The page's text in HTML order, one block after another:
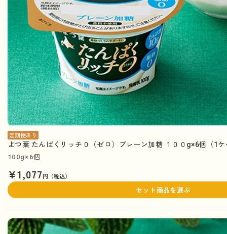
定期便あり
よつ葉 たんぱくリッチ０（ゼロ）プレーン加糖 １００g×6個（1
100g×6個
¥1,077円（税込）
セット商品を選ぶ